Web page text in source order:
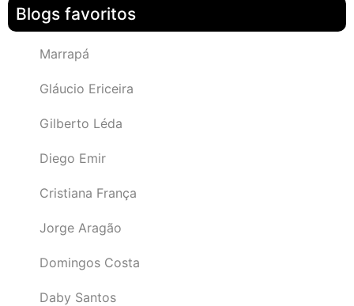
Blogs favoritos
Marrapá
Gláucio Ericeira
Gilberto Léda
Diego Emir
Cristiana França
Jorge Aragão
Domingos Costa
Daby Santos